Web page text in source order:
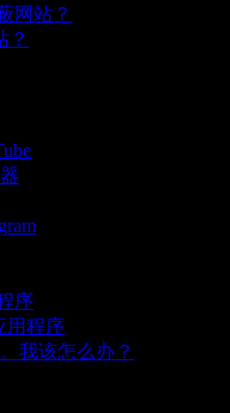
网站？
？
序
用程序
我该怎么办？